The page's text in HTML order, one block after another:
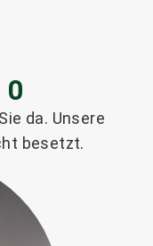
0
da. Unsere
besetzt.